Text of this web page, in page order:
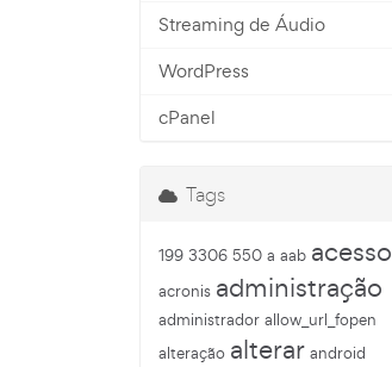
Streaming de Áudio
WordPress
cPanel
Tags
199 3306 550 a aab acesso
acronis administração
administrador allow_url_fopen
alteração alterar android